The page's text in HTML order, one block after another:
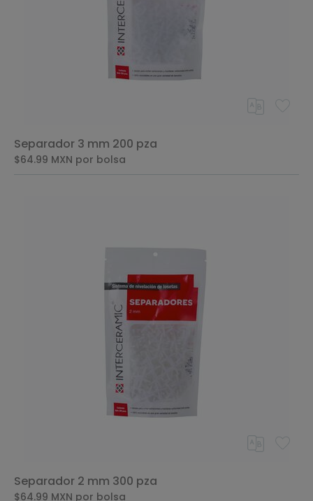
Separador 3 mm 200 pza
$64.99 MXN por bolsa
Separador 2 mm 300 pza
$64.99 MXN por bolsa